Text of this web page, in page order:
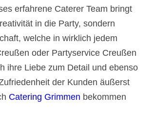
erfahrene Caterer Team bringt
in die Party, sondern
welche in wirklich jedem
oder Partyservice Creußen
ihre Liebe zum Detail und ebenso
der Kunden äußerst
Catering Grimmen bekommen